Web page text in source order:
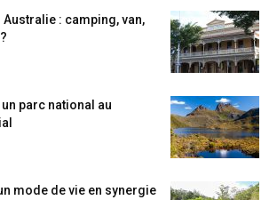
: camping, van,
parc national au
mode de vie en synergie